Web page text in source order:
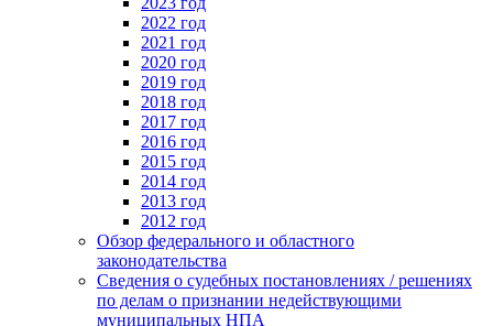
2022 год
2021 год
2020 год
2019 год
2018 год
2017 год
2016 год
2015 год
2014 год
2013 год
2012 год
Обзор федерального и областного
законодательства
Сведения о судебных постановлениях / решениях
по делам о признании недействующими
муниципальных НПА